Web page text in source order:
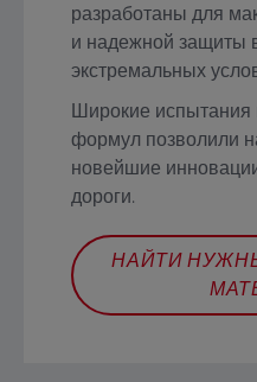
разработаны для
и надежной защиты
экстремальных
Широкие испытания
формул позволили
новейшие
дороги.
НАЙТИ